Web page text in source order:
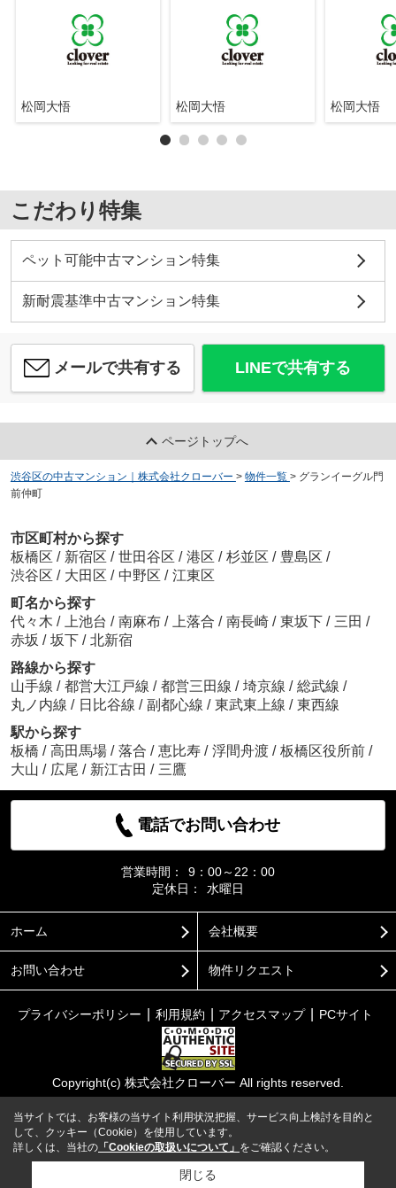
松岡大悟 松岡大悟 松岡大悟
こだわり特集
ペット可能中古マンション特集
新耐震基準中古マンション特集
メールで共有する LINEで共有する
ページトップへ
渋谷区の中古マンション｜株式会社クローバー > 物件一覧 > グランイーグル門
前仲町
市区町村から探す
板橋区 / 新宿区 / 世田谷区 / 港区 / 杉並区 / 豊島区 /
渋谷区 / 大田区 / 中野区 / 江東区
町名から探す
代々木 / 上池台 / 南麻布 / 上落合 / 南長崎 / 東坂下 / 三田 /
赤坂 / 坂下 / 北新宿
路線から探す
山手線 / 都営大江戸線 / 都営三田線 / 埼京線 / 総武線 /
丸ノ内線 / 日比谷線 / 副都心線 / 東武東上線 / 東西線
駅から探す
板橋 / 高田馬場 / 落合 / 恵比寿 / 浮間舟渡 / 板橋区役所前 /
大山 / 広尾 / 新江古田 / 三鷹
電話でお問い合わせ
営業時間：
9：00～22：00
定休日：
水曜日
ホーム 会社概要
お問い合わせ 物件リクエスト
プライバシーポリシー 利用規約 アクセスマップ PCサイト
Copyright(c) 株式会社クローバー All rights reserved.
当サイトでは、お客様の当サイト利用状況把握、サービス向上検討を目的と
して、クッキー（Cookie）を使用しています。
詳しくは、当社の 「Cookieの取扱いについて」 をご確認ください。
閉じる